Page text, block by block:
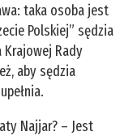
taka osoba jest
Polskiej” sędzia
Krajowej Rady
aby sędzia
Najjar? – Jest